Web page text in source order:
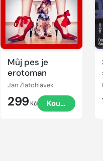
Můj pes je
erotoman
Jan Zlatohlávek
299 Kč Koupit